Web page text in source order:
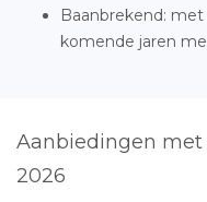
Baanbrekend:
komende jaren
Aanbiedingen
2026